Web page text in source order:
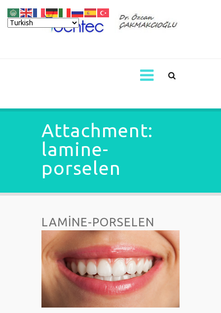
Attachment:
lamine-
porselen
LAMINE-PORSELEN